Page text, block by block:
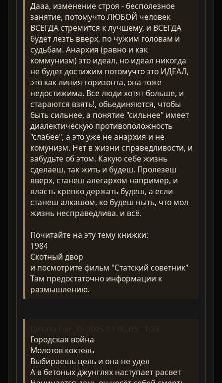
Дааа, изменение строя - бесполезное
занятие, потомучто ЛЮБОЙ человек
ВСЕГДА стремится к лучшему, и ВСЕГДА
будет лезть вверх, по чужим головам и
судьбам. Анархия (равно и как
коммунизм) это идеал, но идеал никогда
не будет достижим потомучто это ИДЕАЛ,
это как линия горизонта, она тоже
недостижима. Все люди хотят больше, и
стараются взять!, обьединяются, чтобы
быть сильнее, а понятие "сильнее" имеет
диалектическую противоположность
"слабее", а это уже не анархия и не
комунизм. Нет в жизни справедливости, и
забудьте об этом. Какую себе жизнь
сделаеш, так жить и будеш. Пролезеш
вверх, станеш алегархом например, и
власть крепко держать будеш, а если
станеш алкашом, ко будеш ныть, что мол
жизнь несправедлива. и всё.
Почитайте на эту тему книжки:
1984
Скотный двор
и посмотрите фильм "Статский советник"
Там предостаточно информации к
размышлению.
Городская война
Молотов коктель
Выбираешь цель и она не удел
А в бетоных джунглях наступает расвет